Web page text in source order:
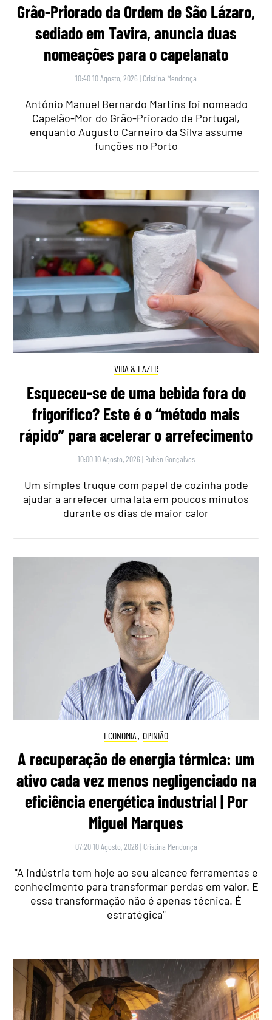
Grão-Priorado da Ordem de São Lázaro,
sediado em Tavira, anuncia duas
nomeações para o capelanato
10:40 10 Agosto, 2026 | Cristina Mendonça
António Manuel Bernardo Martins foi nomeado
Capelão-Mor do Grão-Priorado de Portugal,
enquanto Augusto Carneiro da Silva assume
funções no Porto
VIDA & LAZER
Esqueceu-se de uma bebida fora do
frigorífico? Este é o “método mais
rápido” para acelerar o arrefecimento
10:00 10 Agosto, 2026 | Rubén Gonçalves
Um simples truque com papel de cozinha pode
ajudar a arrefecer uma lata em poucos minutos
durante os dias de maior calor
ECONOMIA , OPINIÃO
A recuperação de energia térmica: um
ativo cada vez menos negligenciado na
eficiência energética industrial | Por
Miguel Marques
07:20 10 Agosto, 2026 | Cristina Mendonça
"A indústria tem hoje ao seu alcance ferramentas e
conhecimento para transformar perdas em valor. E
essa transformação não é apenas técnica. É
estratégica"